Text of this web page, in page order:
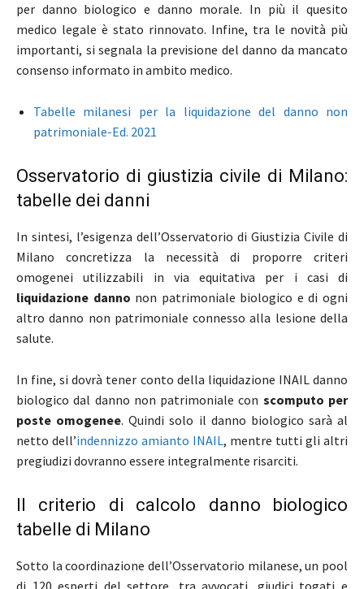
per danno biologico e danno morale. In più il quesito
medico legale è stato rinnovato. Infine, tra le novità più
importanti, si segnala la previsione del danno da mancato
consenso informato in ambito medico.
Tabelle milanesi per la liquidazione del danno non
patrimoniale-Ed. 2021
Osservatorio di giustizia civile di Milano:
tabelle dei danni
In sintesi, l’esigenza dell’Osservatorio di Giustizia Civile di
Milano concretizza la necessità di proporre criteri
omogenei utilizzabili in via equitativa per i casi di
liquidazione danno non patrimoniale biologico e di ogni
altro danno non patrimoniale connesso alla lesione della
salute.
In fine, si dovrà tener conto della liquidazione INAIL danno
biologico dal danno non patrimoniale con scomputo per
poste omogenee. Quindi solo il danno biologico sarà al
netto dell’indennizzo amianto INAIL, mentre tutti gli altri
pregiudizi dovranno essere integralmente risarciti.
Il criterio di calcolo danno biologico
tabelle di Milano
Sotto la coordinazione dell’Osservatorio milanese, un pool